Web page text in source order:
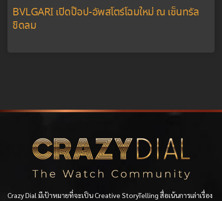
BVLGARI เปิดป๊อป-อัพสโตร์โฉมใหม่ ณ เซ็นทรัล
ชิดลม
Crazy Dial มีเป้าหมายที่จะเป็น Creative StoryTelling สื่อเน้นการเล่าเรื่อง